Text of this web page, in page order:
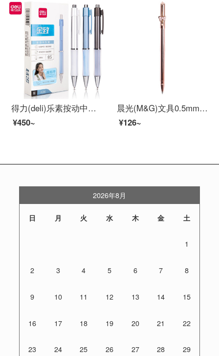
得力(deli)乐素按动中性笔签字笔 0.5mm子弹头 舒适软胶款10支/盒DL-A36
¥450~
晨光(M&G)文具0.5mm黑色中性笔 蝴蝶结款金属子弹头签字笔 玫瑰金水笔 单支装AGPW9503
¥126~
2026年8月
日 月 火 水 木 金 土
1
2 3 4 5 6 7 8
9 10 11 12 13 14 15
16 17 18 19 20 21 22
23 24 25 26 27 28 29